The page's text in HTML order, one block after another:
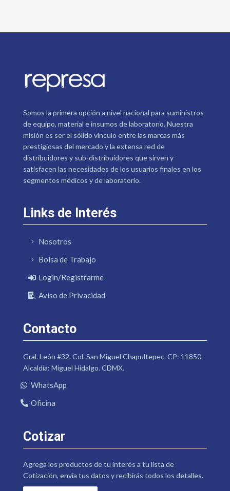
Somos la primera opción a nivel nacional para suministros
de equipo, material e insumos de laboratorio. Nuestra
misión es ser el sólido vínculo entre las marcas más
prestigiosas del mercado y la extensa red de
distribuidores y sub-distribuidores que sirven y
satisfacen las necesidades de los usuarios finales en los
segmentos médicos y de laboratorio.
Links de Interés
Nosotros
Bolsa de Trabajo
Login/Registrarme
Aviso de Privacidad
Contacto
Gral. León #32. Col. San Miguel Chapultepec. CP: 11850.
Alcaldía: Miguel Hidalgo. CDMX.
WhatsApp
Oficina
Cotizar
Agrega los productos de tu interés a tu lista de
Cotización, envía tus datos y recibirás todos los detalles.